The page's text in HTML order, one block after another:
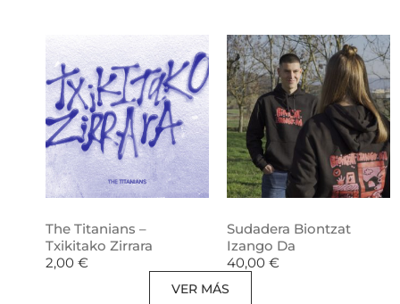
The Titanians –
Txikitako Zirrara
2,00 €
Sudadera Biontzat
Izango Da
40,00 €
VER MÁS